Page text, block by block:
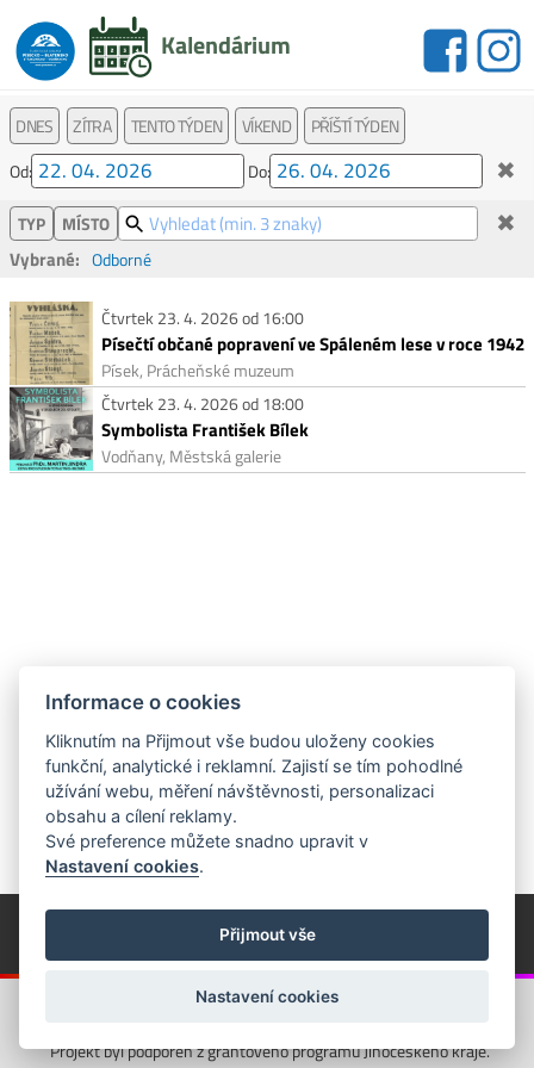
Kalendárium
DNES ZÍTRA TENTO TÝDEN VÍKEND
PŘÍŠTÍ TÝDEN
Od:
Do: ✖
TYP MÍSTO ✖
Vybrané: Odborné
Čtvrtek 23. 4. 2026 od 16:00
Písečtí občané popravení ve Spáleném lese v roce 1942
Písek, Prácheňské muzeum
Čtvrtek 23. 4. 2026 od 18:00
Symbolista František Bílek
Vodňany, Městská galerie
© Píseckem / Kalendárium (Změna programu vyhrazena!)
(Cookies)
© 2018 - 2026 Realizace a správa webu:
Projekt byl podpořen z grantového programu Jihočeského kraje.
Informace o cookies
Kliknutím na Přijmout vše budou uloženy cookies
funkční, analytické i reklamní. Zajistí se tím pohodlné
užívání webu, měření návštěvnosti, personalizaci
obsahu a cílení reklamy.
Své preference můžete snadno upravit v
Nastavení cookies.
Přijmout vše
Nastavení cookies